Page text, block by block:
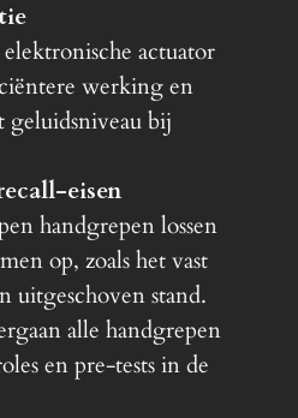
actuator
werking en
bij
eisen
handgrepen lossen
op, zoals het vast
uitgeschoven stand.
alle handgrepen
en pre-tests in de